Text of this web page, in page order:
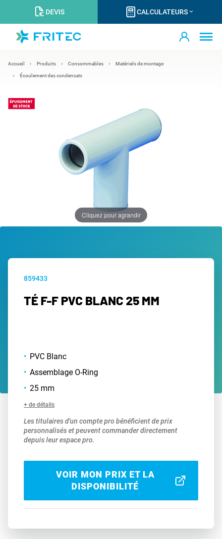
DEVIS CALCULATEURS
Accueil Produits Consommables Matériels de montage
Écoulement des condensats
Cliquez pour agrandir
859433
TÉ F-F PVC BLANC 25 MM
PVC Blanc
Assemblage O-Ring
25 mm
+ de détails
Les titulaires d'un compte pro bénéficient de prix
personnalisés et peuvent commander directement
depuis leur espace pro.
VOIR MON PRIX ET LA
DISPONIBILITÉ